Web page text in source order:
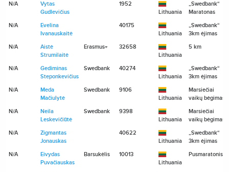
N/A
Vytas
Gudlevičius
1952
Lithuania
„Swedbank“
Maratonas
N/A
Evelina
Ivanauskaitė
40175
Lithuania
„Swedbank“
3km ėjimas
N/A
Aistė
Strumilaitė
Erasmus+
32658
Lithuania
5 km
N/A
Gediminas
Steponkevičius
Swedbank
40274
Lithuania
„Swedbank“
3km ėjimas
N/A
Meda
Mačiulytė
Swedbank
9106
Lithuania
Marsiečiai
vaikų bėgimas
N/A
Neila
Leskevičiūtė
Swedbank
9398
Lithuania
Marsiečiai
vaikų bėgimas
N/A
Zigmantas
Jonauskas
40622
Lithuania
„Swedbank“
3km ėjimas
N/A
Eivydas
Puvačiauskas
Barsukėlis
10013
Lithuania
Pusmaratonis